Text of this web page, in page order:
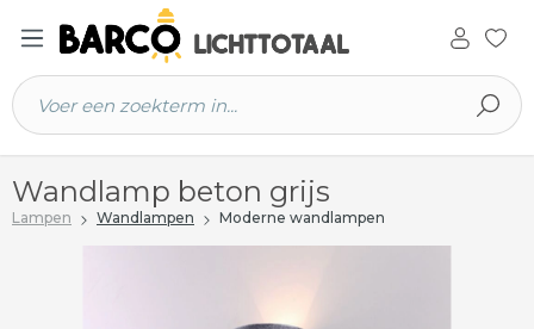
hoofdinhoud
Wandlamp beton grijs
Lampen Wandlampen Moderne wandlampen